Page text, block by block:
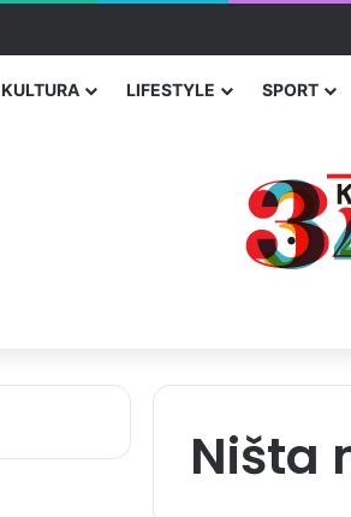
KULTURA LIFESTYLE SPORT
Ništa